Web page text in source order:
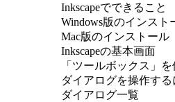
Inkscapeでできること
Windows版のインスト
Mac版のインストール
Inkscapeの基本画面
「ツールボックス」
ダイアログを操作する
ダイアログ一覧